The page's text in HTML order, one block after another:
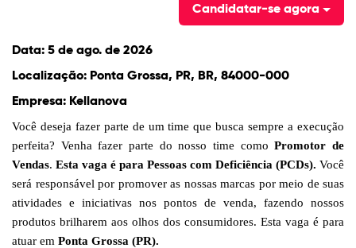
Candidatar-se agora
Data: 5 de ago. de 2026
Localização: Ponta Grossa, PR, BR, 84000-000
Empresa: Kellanova
Você deseja fazer parte de um time que busca sempre a execução
perfeita? Venha fazer parte do nosso time comoPromotor de
Vendas. Esta vaga é para Pessoas com Deficiência (PCDs). Você
será responsável por promover as nossas marcas por meio de suas
atividades e iniciativas nos pontos de venda, fazendo nossos
produtos brilharem aos olhos dos consumidores. Esta vaga é para
atuar em Ponta Grossa (PR).